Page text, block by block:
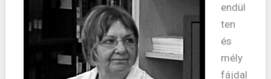
endül
ten
és
mély
fájdal